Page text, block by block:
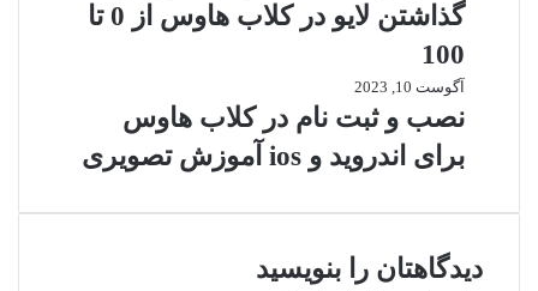
گذاشتن لایو در کلاب هاوس از 0 تا
100
آگوست 10, 2023
نصب و ثبت نام در کلاب هاوس
برای اندروید و ios آموزش تصویری
دیدگاهتان را بنویسید